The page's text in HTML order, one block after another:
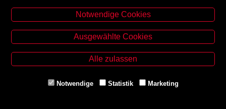
Kontakt
Zinzendorfgasse 29, A-8010 Graz
Tel. +43 316 32 79 52
Fax. +43 316 32 79 52 21
www.uni-buchladen.at
Notwendige Cookies
Ausgewählte Cookies
Alle zulassen
Notwendige Statistik Marketing